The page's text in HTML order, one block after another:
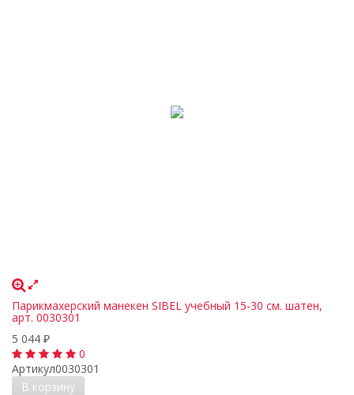
Парикмахерский манекен SIBEL учебный 15-30 см. шатен,
арт. 0030301
5 044 ₽
0
Артикул0030301
В корзину